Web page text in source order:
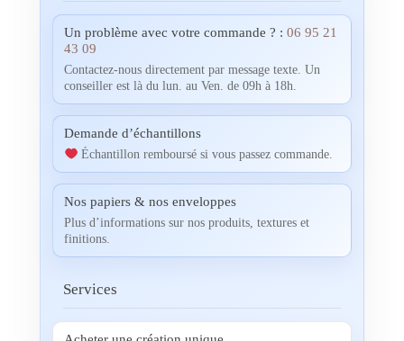
Un problème avec votre commande ? : 06 95 21
43 09
Contactez-nous directement par message texte. Un
conseiller est là du lun. au Ven. de 09h à 18h.
Demande d’échantillons
Échantillon remboursé si vous passez commande.
Nos papiers & nos enveloppes
Plus d’informations sur nos produits, textures et
finitions.
Services